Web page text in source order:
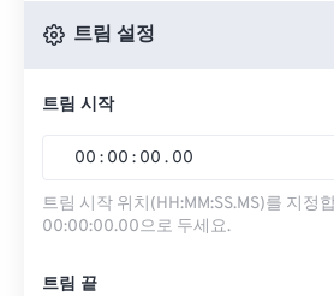
트림 설정
트림 시작
00 : 00 : 00 . 00
트림 시작 위치(HH:MM:SS.MS)를 지정
00:00:00.00으로 두세요.
트림 끝